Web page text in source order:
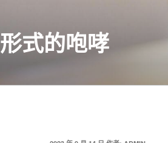
形式的咆哮